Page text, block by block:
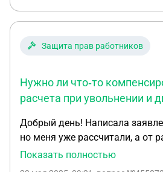
Защита прав работников
Нужно ли что‑то
расчета при увольнении и
Добрый день! Написала
но меня уже рассчитали, а от
дня, но после рассчета, я взяла
Показать полностью